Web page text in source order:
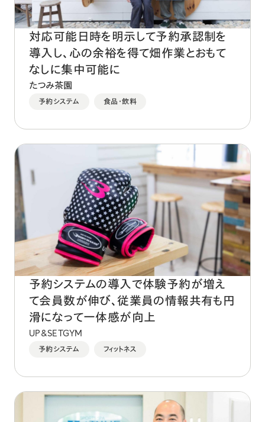
対応可能日時を明示して予約承認制を
導入し、心の余裕を得て畑作業とおもて
なしに集中可能に
たつみ茶園
予約システム 食品・飲料
予約システムの導入で体験予約が増え
て会員数が伸び、従業員の情報共有も円
滑になって一体感が向上
UP&SETGYM
予約システム フィットネス